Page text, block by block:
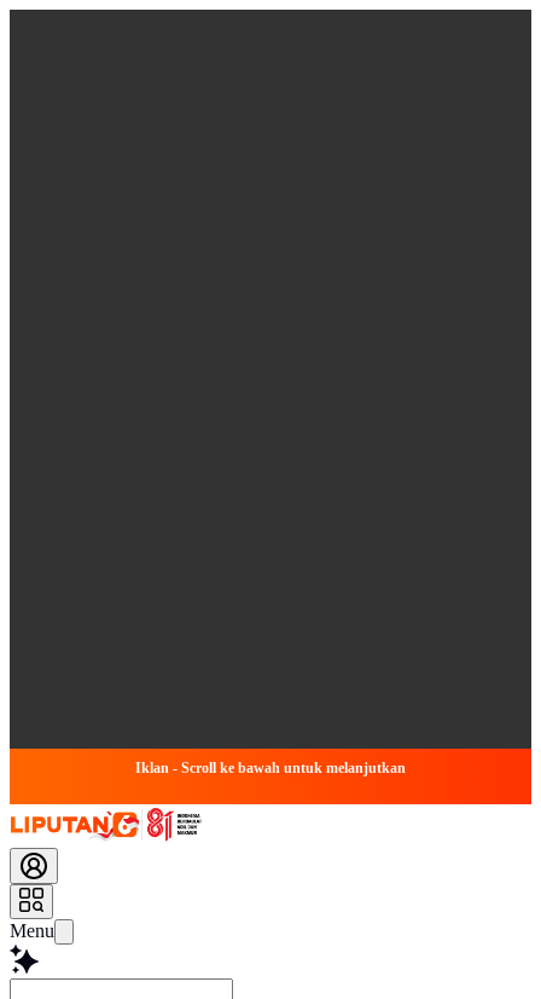
Iklan - Scroll ke bawah untuk melanjutkan
Menu